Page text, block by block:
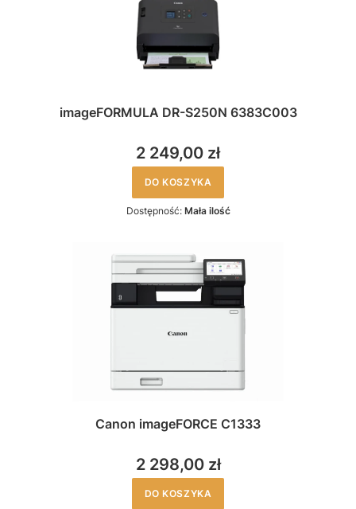
imageFORMULA DR-S250N 6383C003
2 249,00 zł
DO KOSZYKA
Dostępność: Mała ilość
Canon imageFORCE C1333
2 298,00 zł
DO KOSZYKA